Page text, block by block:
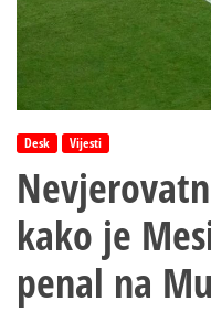
Desk Vijesti
kako je
penal na